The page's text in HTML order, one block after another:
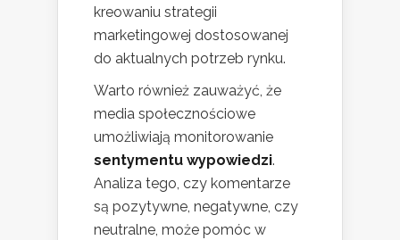
kreowaniu strategii
marketingowej dostosowanej
do aktualnych potrzeb rynku.
Warto również zauważyć, że
media społecznościowe
umożliwiają monitorowanie
sentymentu wypowiedzi.
Analiza tego, czy komentarze
są pozytywne, negatywne, czy
neutralne, może pomóc w